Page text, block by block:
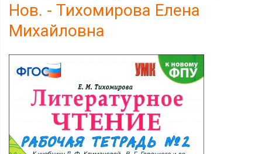
Нов. - Тихомирова Елена
Михайловна